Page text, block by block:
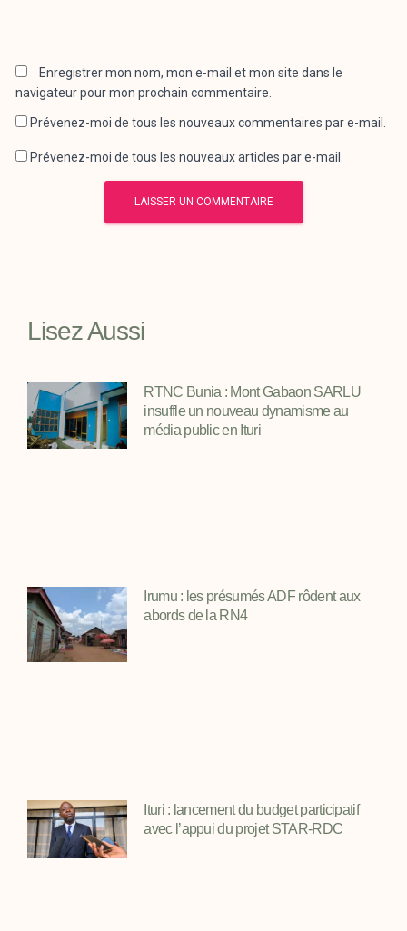
Enregistrer mon nom, mon e-mail et mon site dans le
navigateur pour mon prochain commentaire.
Prévenez-moi de tous les nouveaux commentaires par e-mail.
Prévenez-moi de tous les nouveaux articles par e-mail.
Lisez Aussi
RTNC Bunia : Mont Gabaon SARLU
insuffle un nouveau dynamisme au
média public en Ituri
Irumu : les présumés ADF rôdent aux
abords de la RN4
Ituri : lancement du budget participatif
avec l’appui du projet STAR-RDC